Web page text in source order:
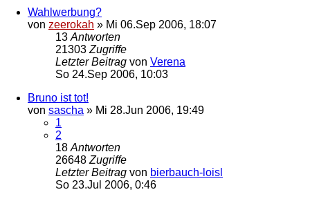
Wahlwerbung?
von zeerokah » Mi 06.Sep 2006, 18:07
13 Antworten
21303 Zugriffe
Letzter Beitrag von Verena
So 24.Sep 2006, 10:03
Bruno ist tot!
von sascha » Mi 28.Jun 2006, 19:49
1
2
18 Antworten
26648 Zugriffe
Letzter Beitrag von bierbauch-loisl
So 23.Jul 2006, 0:46